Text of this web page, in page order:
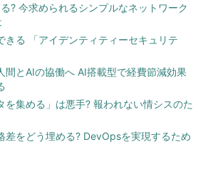
? 今求められるシンプルなネットワーク
きる 「アイデンティティーセキュリテ
間とAIの協働へ AI搭載型で経費節減効果
を集める」は悪手? 報われない情シスのた
差をどう埋める? DevOpsを実現するため